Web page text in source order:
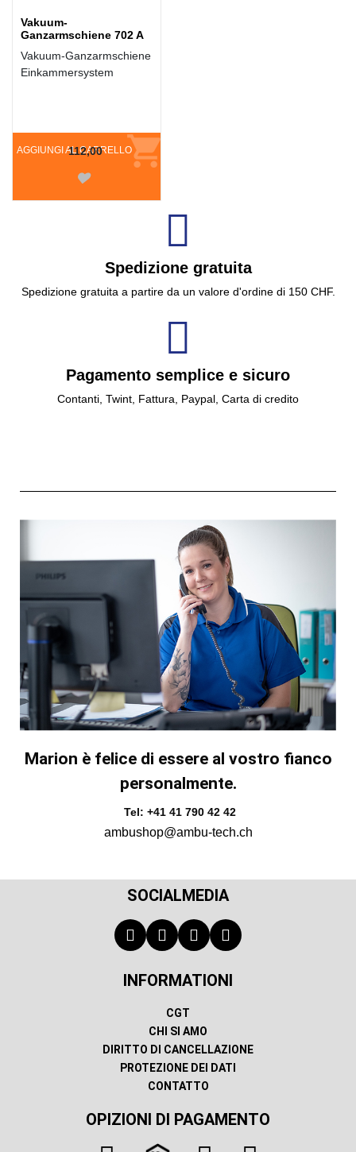
Vakuum-
Ganzarmschiene 702 A
Vakuum-Ganzarmschiene
Einkammersystem
AGGIUNGI AL CARRELLO
112,00
Spedizione gratuita
Spedizione gratuita a partire da un valore d'ordine di 150 CHF.
Pagamento semplice e sicuro
Contanti, Twint, Fattura, Paypal, Carta di credito
Marion è felice di essere al vostro fianco
personalmente.
Tel: +41 41 790 42 42
ambushop@ambu-tech.ch
SOCIALMEDIA
INFORMATIONI
CGT
CHI SI AMO
DIRITTO DI CANCELLAZIONE
PROTEZIONE DEI DATI
CONTATTO
OPIZIONI DI PAGAMENTO